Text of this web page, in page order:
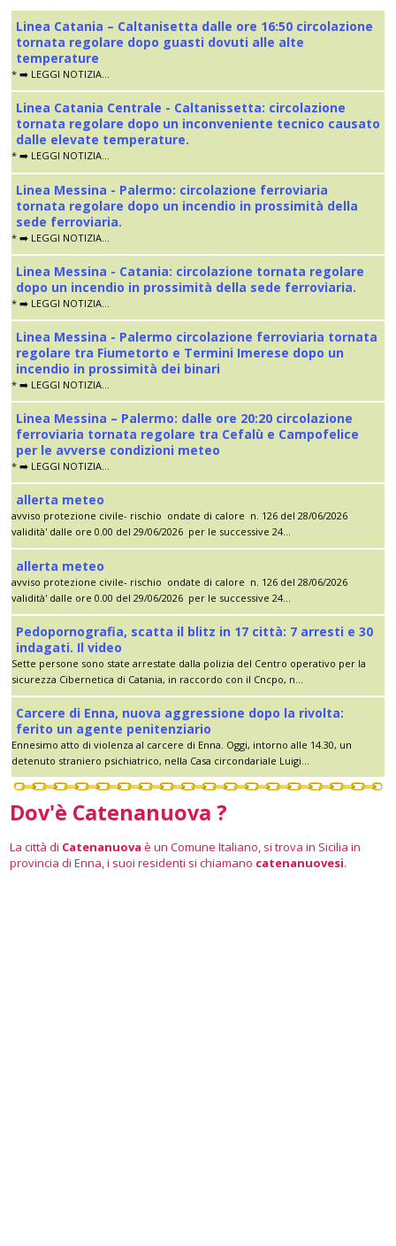
Linea Catania – Caltanisetta dalle ore 16:50 circolazione
tornata regolare dopo guasti dovuti alle alte
temperature
* ➡️ LEGGI NOTIZIA...
Linea Catania Centrale - Caltanissetta: circolazione
tornata regolare dopo un inconveniente tecnico causato
dalle elevate temperature.
* ➡️ LEGGI NOTIZIA...
Linea Messina - Palermo: circolazione ferroviaria
tornata regolare dopo un incendio in prossimità della
sede ferroviaria.
* ➡️ LEGGI NOTIZIA...
Linea Messina - Catania: circolazione tornata regolare
dopo un incendio in prossimità della sede ferroviaria.
* ➡️ LEGGI NOTIZIA...
Linea Messina - Palermo circolazione ferroviaria tornata
regolare tra Fiumetorto e Termini Imerese dopo un
incendio in prossimità dei binari
* ➡️ LEGGI NOTIZIA...
Linea Messina – Palermo: dalle ore 20:20 circolazione
ferroviaria tornata regolare tra Cefalù e Campofelice
per le avverse condizioni meteo
* ➡️ LEGGI NOTIZIA...
allerta meteo
avviso protezione civile- rischio ondate di calore n. 126 del 28/06/2026
validità' dalle ore 0.00 del 29/06/2026 per le successive 24...
allerta meteo
avviso protezione civile- rischio ondate di calore n. 126 del 28/06/2026
validità' dalle ore 0.00 del 29/06/2026 per le successive 24...
Pedopornografia, scatta il blitz in 17 città: 7 arresti e 30
indagati. Il video
Sette persone sono state arrestate dalla polizia del Centro operativo per la
sicurezza Cibernetica di Catania, in raccordo con il Cncpo, n...
Carcere di Enna, nuova aggressione dopo la rivolta:
ferito un agente penitenziario
Ennesimo atto di violenza al carcere di Enna. Oggi, intorno alle 14.30, un
detenuto straniero psichiatrico, nella Casa circondariale Luigi...
Dov'è Catenanuova ?
La città di Catenanuova è un Comune Italiano, si trova in Sicilia in
provincia di Enna, i suoi residenti si chiamano catenanuovesi.